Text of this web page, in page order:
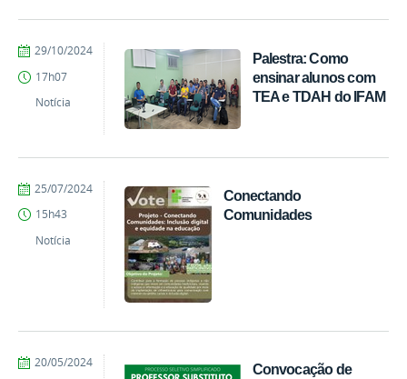
Palestra: Como
ensinar alunos com
TEA e TDAH do IFAM
por
COARI
publicado
29/10/2024
17h07
Notícia
Conectando
Comunidades
por
COARI
publicado
25/07/2024
15h43
Notícia
Convocação de
por
publicado
20/05/2024